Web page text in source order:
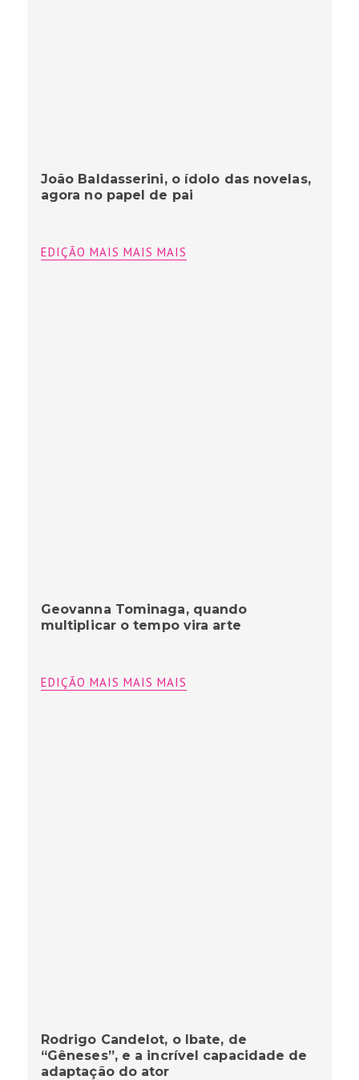
João Baldasserini, o ídolo das novelas,
agora no papel de pai
EDIÇÃO MAIS MAIS MAIS
Geovanna Tominaga, quando
multiplicar o tempo vira arte
EDIÇÃO MAIS MAIS MAIS
Rodrigo Candelot, o Ibate, de
“Gêneses”, e a incrível capacidade de
adaptação do ator